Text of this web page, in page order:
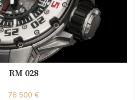
RM 028
76 500 €